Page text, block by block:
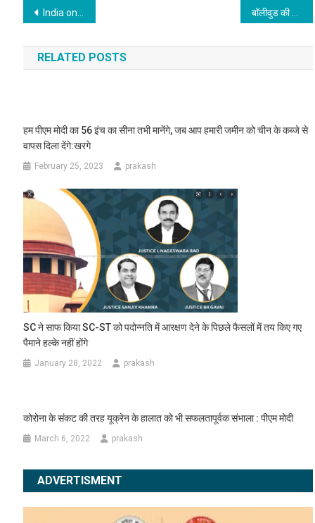
Post
navigation
India on a coup in Myanmar: a dilemma between country interest and democracy बॉलीवुड की मशहूर एक्ट्रेस शशिकला का 88 साल की आयु में निधन
RELATED POSTS
हम पीएम मोदी का 56 इंच का सीना तभी मानेंगे, जब आप हमारी जमीन को चीन के कब्जे से
वापस दिला देंगे:खरगे
February 25, 2023 prakash
SC ने साफ किया SC-ST को पदोन्नति में आरक्षण देने के पिछले फैसलों में तय किए गए
पैमाने हल्के नहीं होंगे
January 28, 2022 prakash
कोरोना के संकट की तरह यूक्रेन के हालात को भी सफलतापूर्वक संभाला : पीएम मोदी
March 6, 2022 prakash
ADVERTISMENT